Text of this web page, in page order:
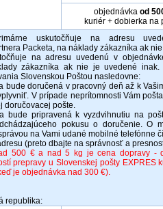
objednávka od
kuriér + dobierka na
uskutočňuje na adresu
Packeta, na náklady zákazníka ak
na adresu uvedenú v
zákazníka ak nie je uvedené inak.
Slovenskou Poštou nasledovne:
bude doručená v pracovný deň až k
V prípade neprítomnosti Vám
doručovacej pošte.
bude pripravená k vyzdvihnutiu na
pokusu o doručenie. O
na Vami udané mobilné telefónne
(preto dbajte na správnosť a
500 € a nad 5 kg je cena dopravy -
prepravy u Slovenskej pošty EXPRES
je objednávka nad 300 €).
republika: